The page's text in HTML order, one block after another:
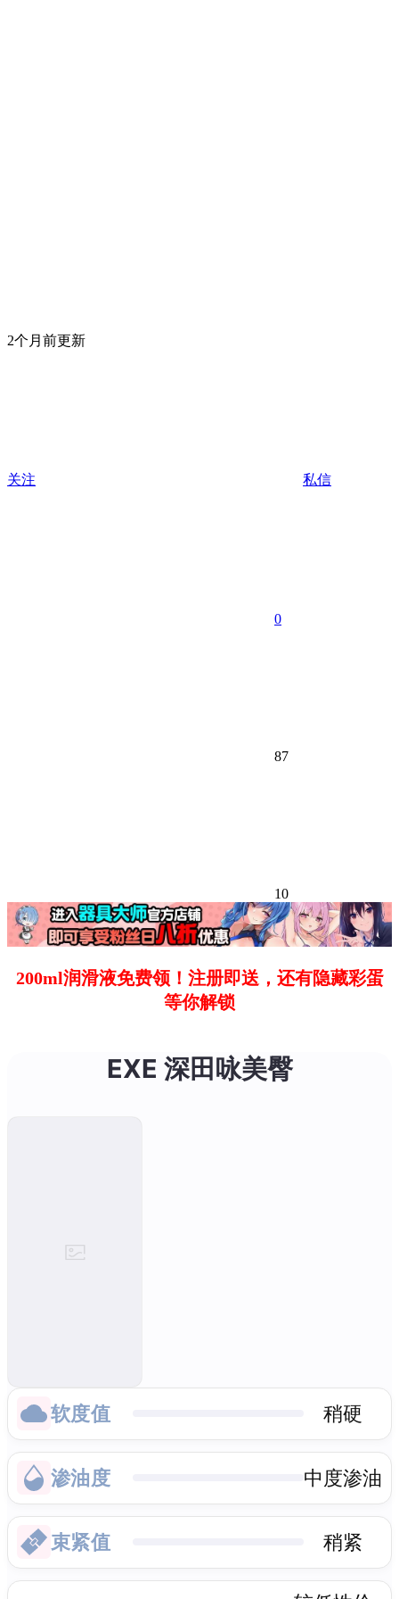
2个月前更新
关注 私信
0
87
10
200ml润滑液免费领！注册即送，还有隐藏彩蛋
等你解锁
EXE 深田咏美臀
软度值 稍硬
渗油度 中度渗油
束紧值 稍紧